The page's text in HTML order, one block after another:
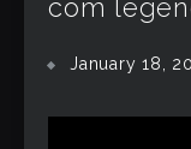
com
January 18,